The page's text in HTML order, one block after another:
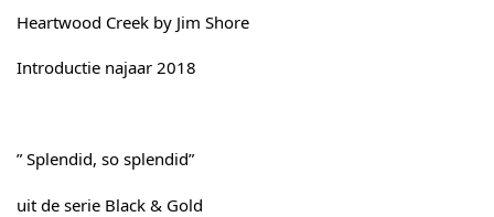
Heartwood Creek by Jim Shore
Introductie najaar 2018
” Splendid, so splendid”
uit de serie Black & Gold